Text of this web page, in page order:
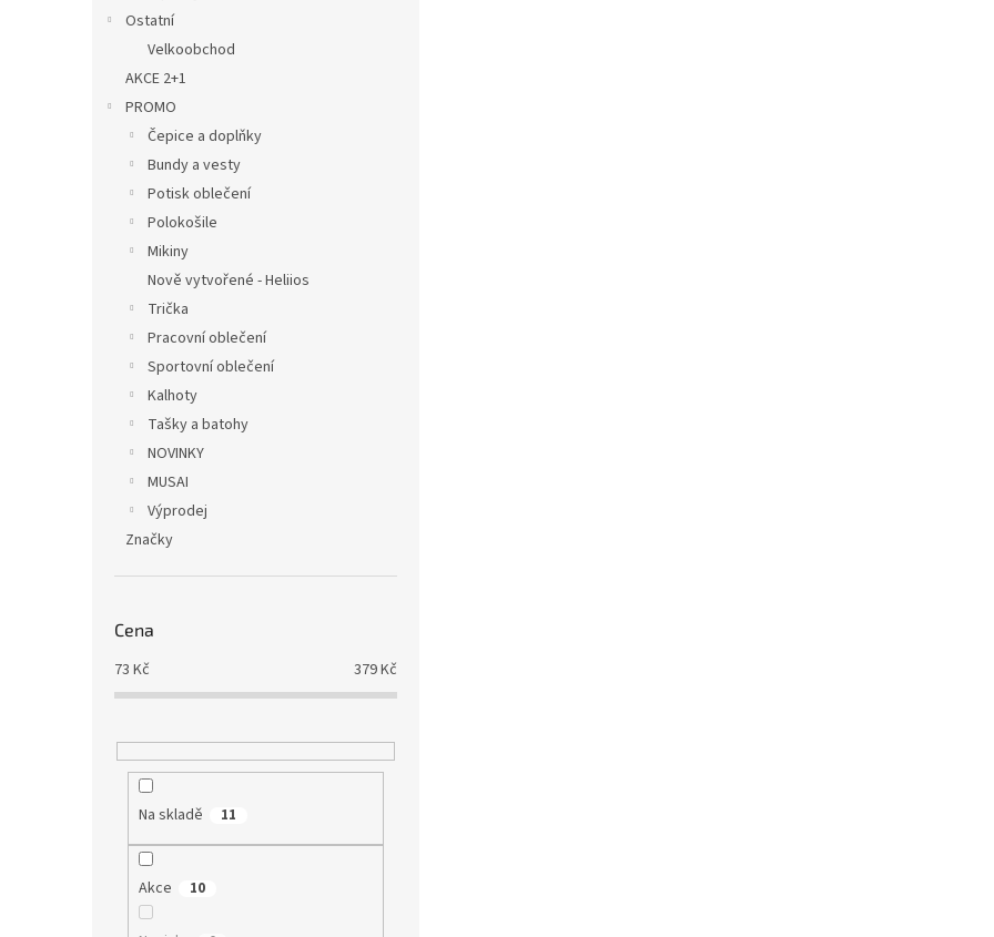
Ostatní
Velkoobchod
AKCE 2+1
PROMO
Čepice a doplňky
Bundy a vesty
Potisk oblečení
Polokošile
Mikiny
Nově vytvořené - Heliios
Trička
Pracovní oblečení
Sportovní oblečení
Kalhoty
Tašky a batohy
NOVINKY
MUSAI
Výprodej
Značky
Cena
73 Kč 379Kč
Na skladě 11
Akce 10